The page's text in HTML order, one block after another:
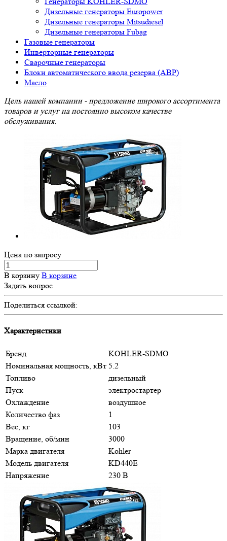
Дизельные генераторы Europower
Дизельные генераторы Mitsudiesel
Дизельные генераторы Fubag
Газовые генераторы
Инверторные генераторы
Сварочные генераторы
Блоки автоматического ввода резерва (АВР)
Масло
Цель нашей компании - предложение широкого ассортимента
товаров и услуг на постоянно высоком качестве
обслуживания.
Цена по запросу
В корзину В корзине
Задать вопрос
Поделиться ссылкой:
Характеристики
Бренд
KOHLER-SDMO
Номинальная мощность, кВт 5.2
Топливо
дизельный
Пуск
электростартер
Охлаждение
воздушное
Количество фаз
1
Вес, кг
103
Вращение, об/мин
3000
Марка двигателя
Kohler
Модель двигателя
KD440E
Напряжение
230 В